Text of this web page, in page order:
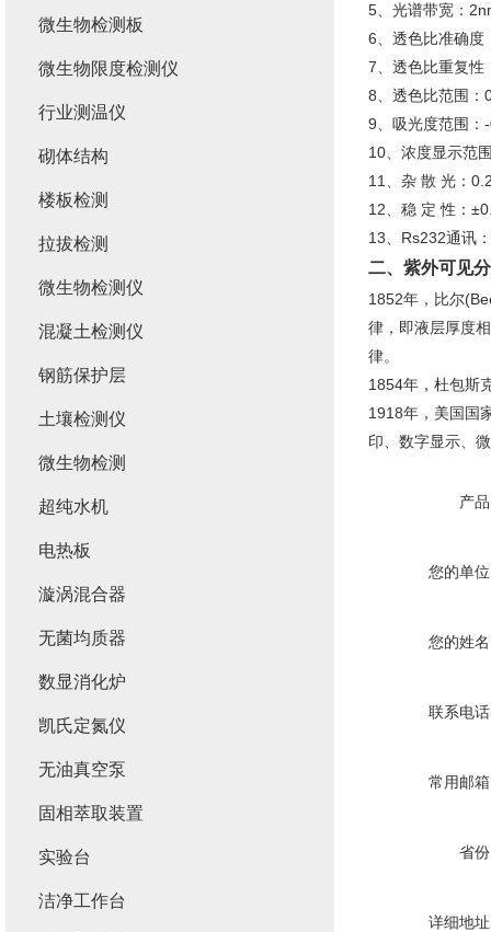
5、光谱带宽：
6、透色比准确度
7、透色比重复性
8、透色比范围：
9、吸光度范围：
10、浓度显示范
11、杂 散 光：
12、稳 定 性：
13、Rs232通讯
二、 紫外可见
1852年，比尔
律，即液层厚度
律。
1854年，杜包斯
1918年，美国国
印、数字显示、
产
您的单
您的姓
联系电
常用邮
省
详细地
微生物检测板
微生物限度检测仪
行业测温仪
砌体结构
楼板检测
拉拔检测
微生物检测仪
混凝土检测仪
钢筋保护层
土壤检测仪
微生物检测
超纯水机
电热板
漩涡混合器
无菌均质器
数显消化炉
凯氏定氮仪
无油真空泵
固相萃取装置
实验台
洁净工作台